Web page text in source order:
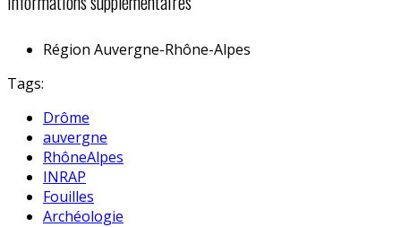
Région Auvergne-Rhône-Alpes
Tags:
Drôme
auvergne
RhôneAlpes
INRAP
Fouilles
Archéologie